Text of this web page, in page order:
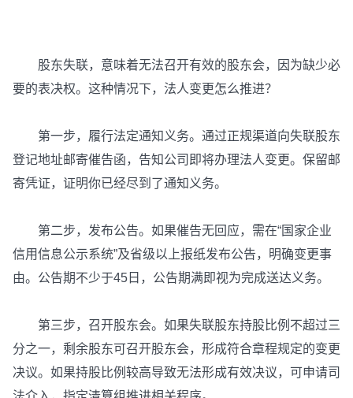
股东失联，意味着无法召开有效的股东会，因为缺少必
要的表决权。这种情况下，法人变更怎么推进？
第一步，履行法定通知义务。通过正规渠道向失联股东
登记地址邮寄催告函，告知公司即将办理法人变更。保留邮
寄凭证，证明你已经尽到了通知义务。
第二步，发布公告。如果催告无回应，需在“国家企业
信用信息公示系统”及省级以上报纸发布公告，明确变更事
由。公告期不少于45日，公告期满即视为完成送达义务。
第三步，召开股东会。如果失联股东持股比例不超过三
分之一，剩余股东可召开股东会，形成符合章程规定的变更
决议。如果持股比例较高导致无法形成有效决议，可申请司